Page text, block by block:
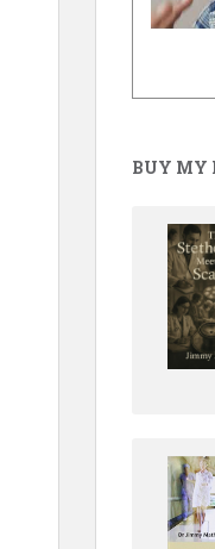
BUY MY